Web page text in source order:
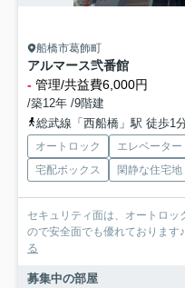
船橋市葛飾町
アルマース弐番館
- 管理/共益費6,000円
/築12年 /9階建
総武線「西船橋」駅 徒歩1
オートロック エレベーター
宅配ボックス
閑静な住宅地
セキュリティ面は、オートロッ
ので安全面でも優れております
る
募集中の部屋